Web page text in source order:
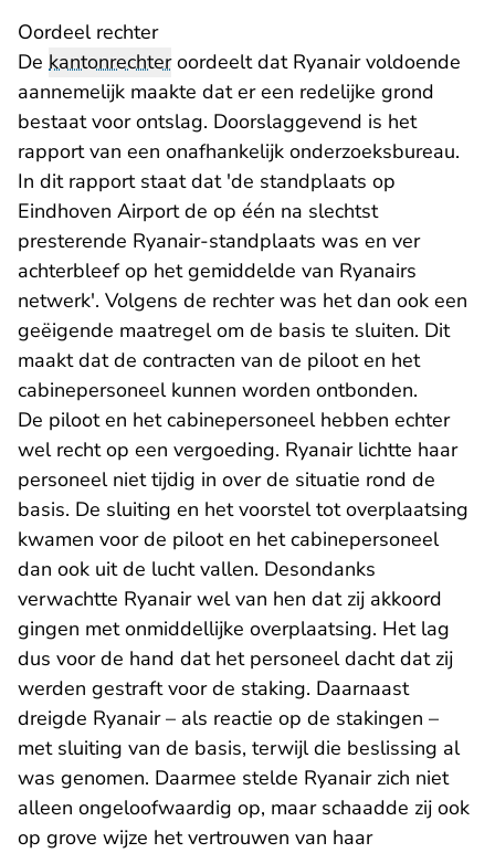
Oordeel rechter
De kantonrechteroordeelt dat Ryanair voldoende
aannemelijk maakte dat er een redelijke grond
bestaat voor ontslag. Doorslaggevend is het
rapport van een onafhankelijk onderzoeksbureau.
In dit rapport staat dat 'de standplaats op
Eindhoven Airport de op één na slechtst
presterende Ryanair-standplaats was en ver
achterbleef op het gemiddelde van Ryanairs
netwerk'. Volgens de rechter was het dan ook een
geëigende maatregel om de basis te sluiten. Dit
maakt dat de contracten van de piloot en het
cabinepersoneel kunnen worden ontbonden.
De piloot en het cabinepersoneel hebben echter
wel recht op een vergoeding. Ryanair lichtte haar
personeel niet tijdig in over de situatie rond de
basis. De sluiting en het voorstel tot overplaatsing
kwamen voor de piloot en het cabinepersoneel
dan ook uit de lucht vallen. Desondanks
verwachtte Ryanair wel van hen dat zij akkoord
gingen met onmiddellijke overplaatsing. Het lag
dus voor de hand dat het personeel dacht dat zij
werden gestraft voor de staking. Daarnaast
dreigde Ryanair – als reactie op de stakingen –
met sluiting van de basis, terwijl die beslissing al
was genomen. Daarmee stelde Ryanair zich niet
alleen ongeloofwaardig op, maar schaadde zij ook
op grove wijze het vertrouwen van haar